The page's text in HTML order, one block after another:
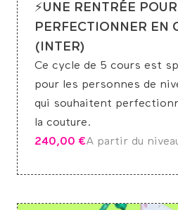
⚡UNE RENTRÉE
PERFECTIONNER EN
(INTER)
Ce cycle de 5 cours est
pour les personnes de
qui souhaitent
la couture.
240,00 €A partir du